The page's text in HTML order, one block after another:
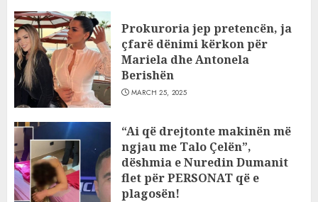
Prokuroria jep pretencën, ja
çfarë dënimi kërkon për
Mariela dhe Antonela
Berishën
MARCH 25, 2025
“Ai që drejtonte makinën më
ngjau me Talo Çelën”,
dëshmia e Nuredin Dumanit
flet për PERSONAT që e
plagosën!